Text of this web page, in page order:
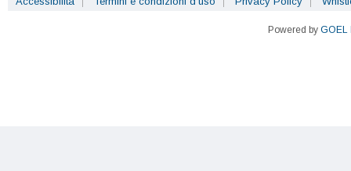
Powered by GOEL